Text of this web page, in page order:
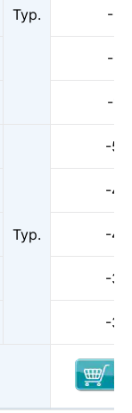
Typ. -16
-17
-14
Typ.
-56
-48
-44
-39
-36